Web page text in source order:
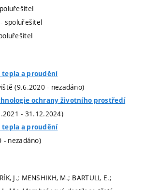
- spoluřešitel
a proudění
(9.6.2020 - nezadáno)
ochrany životního prostředí
- 31.12.2024)
a proudění
- nezadáno)
J.; MENSHIKH, M.; BARTULI, E.;